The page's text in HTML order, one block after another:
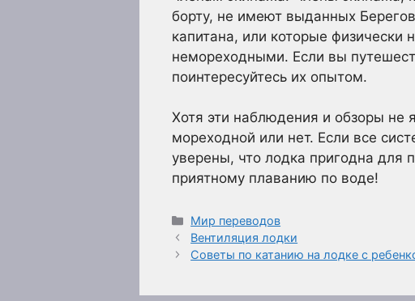
борту, не имеют выданных
капитана, или которые физически
немореходными. Если вы
поинтересуйтесь их опытом.
Хотя эти наблюдения и обзоры не
мореходной или нет. Если все
уверены, что лодка пригодна для
приятному плаванию по воде!
Рубрики
Мир переводов
Вентиляция лодки
Советы по катанию на лодке с